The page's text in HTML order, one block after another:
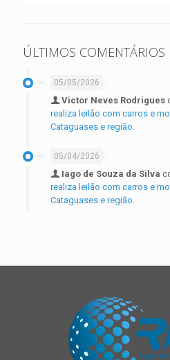
ÚLTIMOS COMENTÁRIOS
05/05/2026
Victor Neves Rodrigues
realiza leilão com carros e
Cataguases e região.
05/04/2026
Iago de Souza da Silva
realiza leilão com carros e
Cataguases e região.